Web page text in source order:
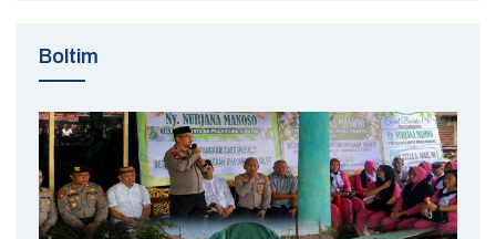
Boltim